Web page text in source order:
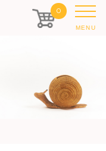
0
MENU